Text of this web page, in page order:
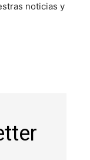
noticias y